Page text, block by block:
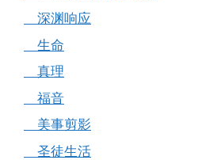
深渊响应
生命
真理
福音
美事剪影
圣徒生活